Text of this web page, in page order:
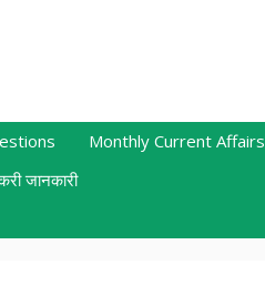
Monthly Current Affairs
जानकारी